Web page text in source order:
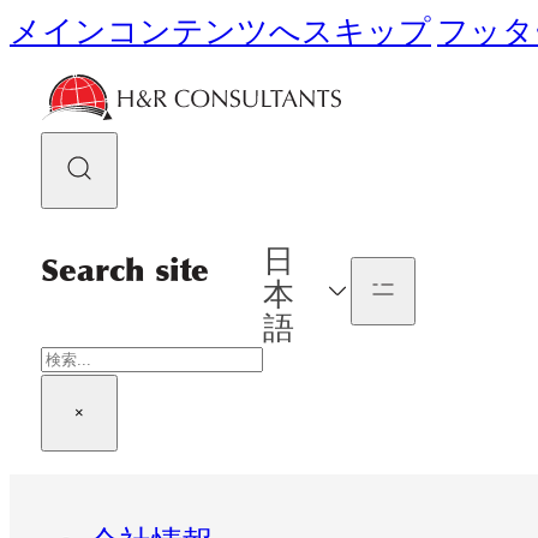
メインコンテンツへスキップ フッ
Search site
検
×
日
本
語